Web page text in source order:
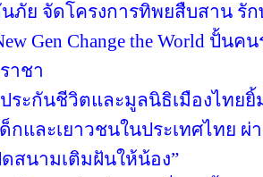
ภัย จัดโครงการทิพยสืบสาน รั
Gen Change the World ปั้น
าชา
ระกันชีวิตและมูลนิธิเมืองไทย
กและเยาวชนในประเทศไทย ผ่า
ดสนามเติมฝันให้น้อง”